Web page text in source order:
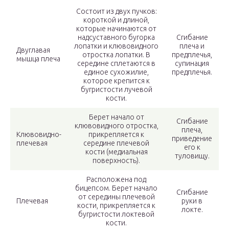
Двуглавая
мышца плеча
Состоит из двух пучков:
короткой и длиной,
которые начинаются от
надсуставного бугорка
лопатки и клювовидного
отростка лопатки. В
середине сплетаются в
единое сухожилие,
которое крепится к
бугристости лучевой
кости.
Сгибание
плеча и
предплечья,
супинация
предплечья.
Клювовидно-
плечевая
Берет начало от
клювовидного отростка,
прикрепляется к
середине плечевой
кости (медиальная
поверхность).
Сгибание
плеча,
приведение
его к
туловищу.
Плечевая
Расположена под
бицепсом. Берет начало
от середины плечевой
кости, прикрепляется к
бугристости локтевой
кости.
Сгибание
руки в
локте.